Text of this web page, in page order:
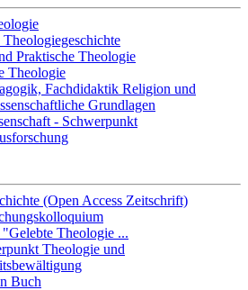
Praktische Theologie
Theologie
Fachdidaktik Religion und
Grundlagen
- Schwerpunkt
(Open Access Zeitschrift)
Theologie ...
Theologie und
Buch